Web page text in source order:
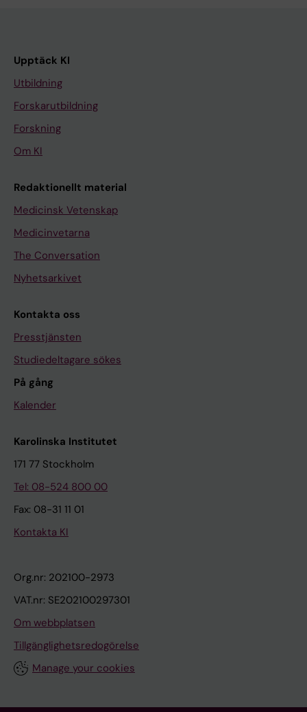
Upptäck KI
Utbildning
Forskarutbildning
Forskning
Om KI
Redaktionellt material
Medicinsk Vetenskap
Medicinvetarna
The Conversation
Nyhetsarkivet
Kontakta oss
Presstjänsten
Studiedeltagare sökes
På gång
Kalender
Karolinska Institutet
171 77 Stockholm
Tel: 08-524 800 00
Fax: 08-31 11 01
Kontakta KI
Org.nr: 202100-2973
VAT.nr: SE202100297301
Om webbplatsen
Tillgänglighetsredogörelse
Manage your cookies